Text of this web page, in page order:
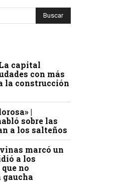
capital
con más
la construcción
|
sobre las
a los salteños
marcó un
a los
no